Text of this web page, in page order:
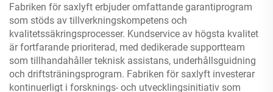
Fabriken för saxlyft erbjuder omfattande garantiprogram
som stöds av tillverkningskompetens och
kvalitetssäkringsprocesser. Kundservice av högsta kvalitet
är fortfarande prioriterad, med dedikerade supportteam
som tillhandahåller teknisk assistans, underhållsguidning
och driftsträningsprogram. Fabriken för saxlyft investerar
kontinuerligt i forsknings- och utvecklingsinitiativ som